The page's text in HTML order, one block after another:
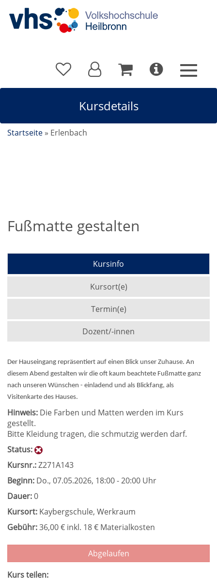
Kursdetails
Startseite » Erlenbach
Fußmatte gestalten
Kursinfo
Kursort(e)
Termin(e)
Dozent/-innen
Der Hauseingang repräsentiert auf einen Blick unser Zuhause. An
diesem Abend gestalten wir die oft kaum beachtete Fußmatte ganz
nach unseren Wünschen - einladend und als Blickfang, als
Visitenkarte des Hauses.
Hinweis: Die Farben und Matten werden im Kurs
gestellt.
Bitte Kleidung tragen, die schmutzig werden darf.
Status:
Kursnr.:Z271A143
Beginn: Do., 07.05.2026, 18:00 - 20:00 Uhr
Dauer:0
Kursort: Kaybergschule, Werkraum
Gebühr:36,00 € inkl. 18 € Materialkosten
Abgelaufen
Kurs teilen: